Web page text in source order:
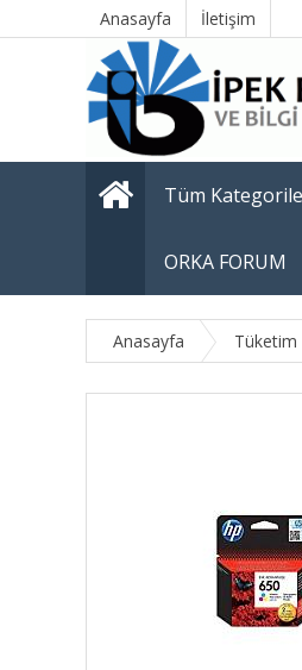
Anasayfa İletişim
Tüm
ORKA FORUM
Anasayfa Tüketim